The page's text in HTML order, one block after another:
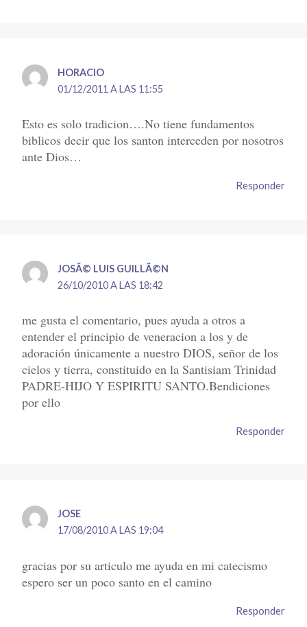
HORACIO
01/12/2011 A LAS 11:55
Esto es solo tradicion….No tiene fundamentos
biblicos decir que los santon interceden por nosotros
ante Dios…
Responder
JOSÃ© LUIS GUILLÃ©N
26/10/2010 A LAS 18:42
me gusta el comentario, pues ayuda a otros a
entender el principio de veneracion a los y de
adoración únicamente a nuestro DIOS, señor de los
cielos y tierra, constituido en la Santisiam Trinidad
PADRE-HIJO Y ESPIRITU SANTO.Bendiciones
por ello
Responder
JOSE
17/08/2010 A LAS 19:04
gracias por su articulo me ayuda en mi catecismo
espero ser un poco santo en el camino
Responder